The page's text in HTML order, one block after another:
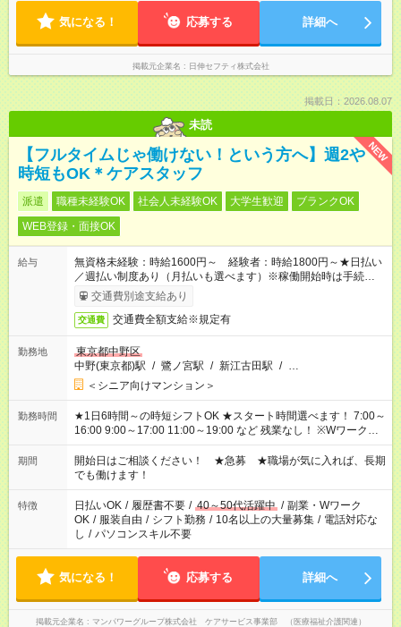
気になる！ 応募する 詳細へ
掲載元企業名 日伸セフティ株式会社
掲載日：2026.08.07
未読
NEW
【フルタイムじゃ働けない！という方へ】週2や
時短もOK＊ケアスタッフ
派遣 職種未経験OK 社会人未経験OK 大学生歓迎
ブランクOK
WEB登録・面接OK
給与
無資格未経験：時給1600円～ 経験者：時給1800円～★日払い
／週払い制度あり（月払いも選べます）※稼働開始時は手続き完
了次第のお支払いとなります。
交通費別途支給あり
交通費 交通費全額支給※規定有
勤務地
東京都中野区
中野(東京都)駅 / 鷺ノ宮駅 / 新江古田駅 / …
＜シニア向けマンション＞
勤務時間
★1日6時間～の時短シフトOK ★スタート時間選べます！ 7:00～
16:00 9:00～17:00 11:00～19:00 など 残業なし！ ※Wワークの
場合、他のお仕事と合わせ週40時間超の就業はご案内できませ
ん ※法令に基づき、週20時間以上勤務は社会保険への加入対象
となります ※労働者派遣法（日雇い派遣の原則禁止）により、
短時間・短期間の就業はご案内が難しい場合があります
期間
開始日はご相談ください！ ★急募 ★職場が気に入れば、長期
でも働けます！
特徴 日払いOK / 履歴書不要 / 40～50代活躍中 / 副業・Wワーク
OK / 服装自由 / シフト勤務 / 10名以上の大量募集 / 電話対応な
し / パソコンスキル不要
気になる！ 応募する 詳細へ
掲載元企業名 マンパワーグループ株式会社 ケアサービス事業部 （医療福祉介護関連）